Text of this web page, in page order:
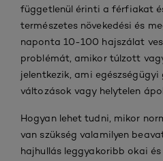
függetlenül érinti a férfiakat
természetes növekedési és
naponta 10-100 hajszálat
problémát, amikor túlzott
jelentkezik, ami
változások vagy helytelen
Hogyan lehet tudni, mikor
van szükség valamilyen
hajhullás leggyakoribb okai